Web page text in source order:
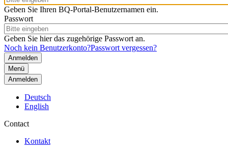
Geben Sie Ihren BQ-Portal-Benutzernamen ein.
Passwort
Geben Sie hier das zugehörige Passwort an.
Noch kein Benutzerkonto?Passwort vergessen?
Menü
Anmelden
Deutsch
English
Contact
Kontakt